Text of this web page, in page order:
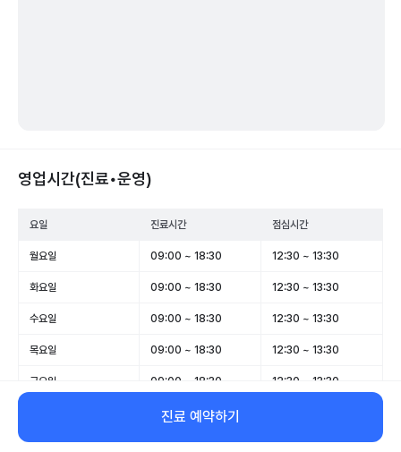
영업시간(진료•운영)
요일 진료시간 점심시간
월요일 09:00 ~ 18:30 12:30 ~ 13:30
화요일 09:00 ~ 18:30 12:30 ~ 13:30
수요일 09:00 ~ 18:30 12:30 ~ 13:30
목요일 09:00 ~ 18:30 12:30 ~ 13:30
금요일 09:00 ~ 18:30 12:30 ~ 13:30
09:00 ~ 15:00
일요일 휴무 -
진료 예약하기